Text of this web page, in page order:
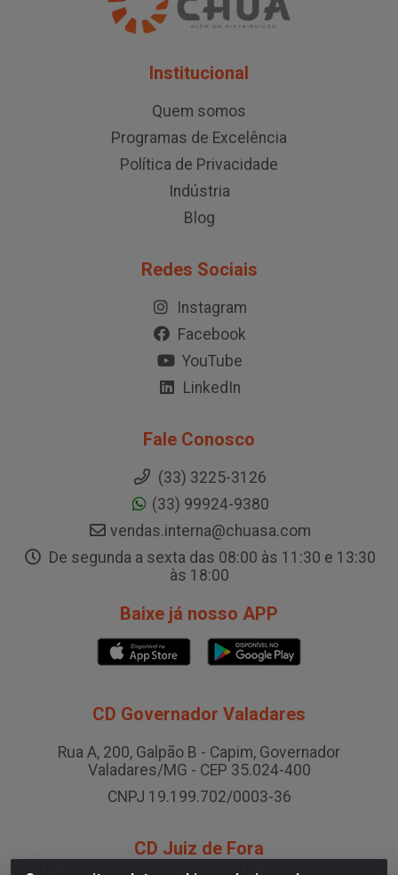
Institucional
Quem somos
Programas de Excelência
Política de Privacidade
Indústria
Blog
Redes Sociais
Instagram
Facebook
YouTube
LinkedIn
Fale Conosco
(33) 3225-3126
(33) 99924-9380
vendas.interna@chuasa.com
De segunda a sexta das 08:00 às 11:30 e 13:30
às 18:00
Baixe já nosso APP
CD Governador Valadares
Rua A, 200, Galpão B - Capim, Governador
Valadares/MG - CEP 35.024-400
CNPJ 19.199.702/0003-36
CD Juiz de Fora